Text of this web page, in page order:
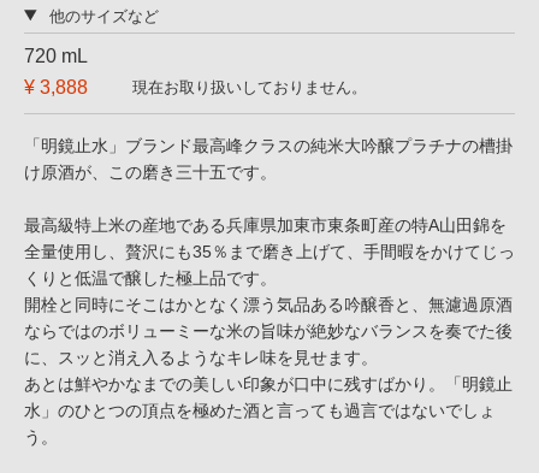
他のサイズなど
720 mL
¥ 3,888
現在お取り扱いしておりません。
「明鏡止水」ブランド最高峰クラスの純米大吟醸プラチナの槽掛
け原酒が、この磨き三十五です。
最高級特上米の産地である兵庫県加東市東条町産の特A山田錦を
全量使用し、贅沢にも35％まで磨き上げて、手間暇をかけてじっ
くりと低温で醸した極上品です。
開栓と同時にそこはかとなく漂う気品ある吟醸香と、無濾過原酒
ならではのボリューミーな米の旨味が絶妙なバランスを奏でた後
に、スッと消え入るようなキレ味を見せます。
あとは鮮やかなまでの美しい印象が口中に残すばかり。「明鏡止
水」のひとつの頂点を極めた酒と言っても過言ではないでしょ
う。